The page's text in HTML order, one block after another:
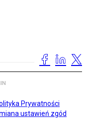
Prywatności
ustawień zgód